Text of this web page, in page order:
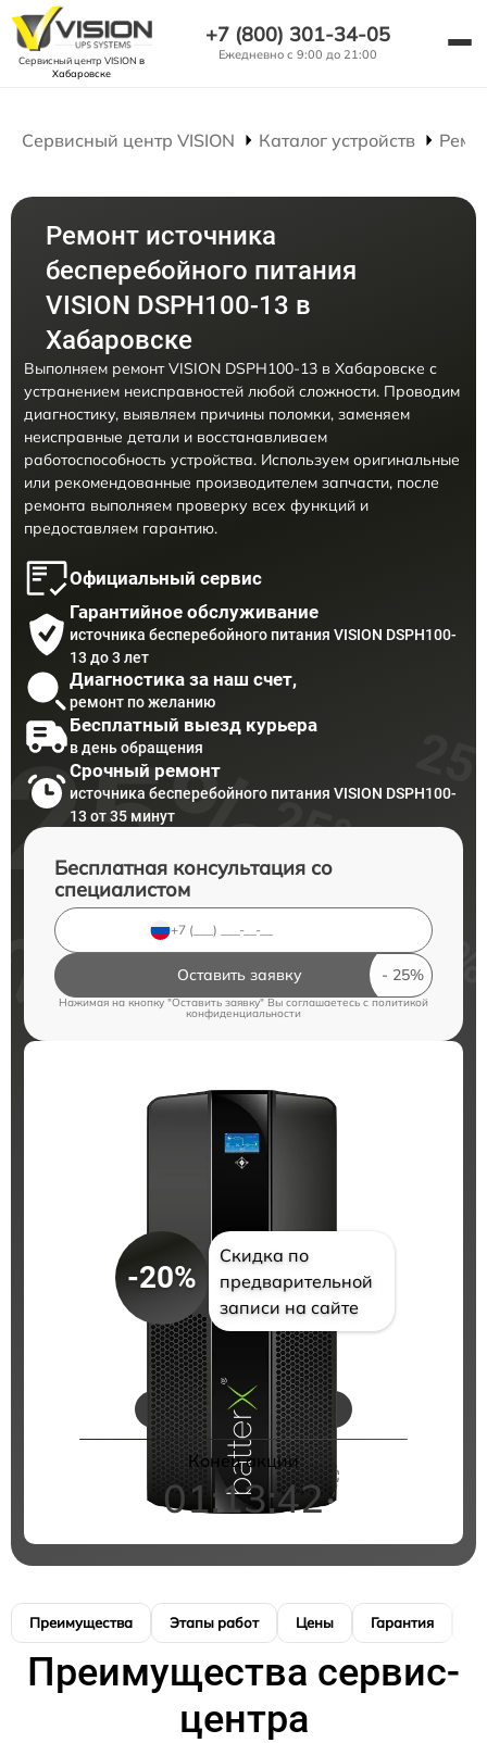
Сервисный центр VISION в
Хабаровске
+7 (800) 301-34-05
Ежедневно с 9:00 до 21:00
Сервисный центр VISION Каталог устройств
Ремонт источника
бесперебойного питания
VISION DSPH100-13 в
Хабаровске
Выполняем ремонт VISION DSPH100-13 в Хабаровске с
устранением неисправностей любой сложности. Проводим
диагностику, выявляем причины поломки, заменяем
неисправные детали и восстанавливаем
работоспособность устройства. Используем оригинальные
или рекомендованные производителем запчасти, после
ремонта выполняем проверку всех функций и
предоставляем гарантию.
Официальный сервис
Гарантийное обслуживание
источника бесперебойного питания VISION DSPH100-
13 до 3 лет
Диагностика за наш счет,
ремонт по желанию
Бесплатный выезд курьера
в день обращения
Срочный ремонт
источника бесперебойного питания VISION DSPH100-
13 от 35 минут
Бесплатная консультация со
специалистом
Оставить заявку
Нажимая на кнопку "Оставить заявку" Вы соглашаетесь cполитикой
конфиденциальности
-20%
Скидка по
предварительной
записи на сайте
Цены на ремонт
Конец акции
01:13:41
Преимущества Этапы работ Цены Гарантия
Преимущества сервис-
центра